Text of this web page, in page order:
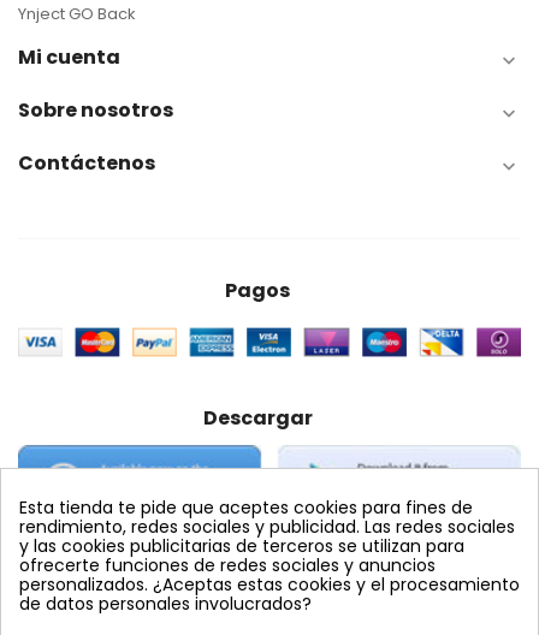
Ynject GO Back
Mi cuenta 
Sobre nosotros 
Contáctenos 
Pagos
Descargar
Etiquetas Populares
Esta tienda te pide que aceptes cookies para fines de
rendimiento, redes sociales y publicidad. Las redes sociales
y las cookies publicitarias de terceros se utilizan para
ofrecerte funciones de redes sociales y anuncios
personalizados. ¿Aceptas estas cookies y el procesamiento
de datos personales involucrados?